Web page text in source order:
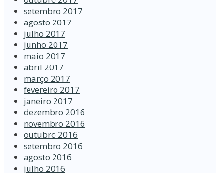
setembro 2017
agosto 2017
julho 2017
junho 2017
maio 2017
abril 2017
março 2017
fevereiro 2017
janeiro 2017
dezembro 2016
novembro 2016
outubro 2016
setembro 2016
agosto 2016
julho 2016